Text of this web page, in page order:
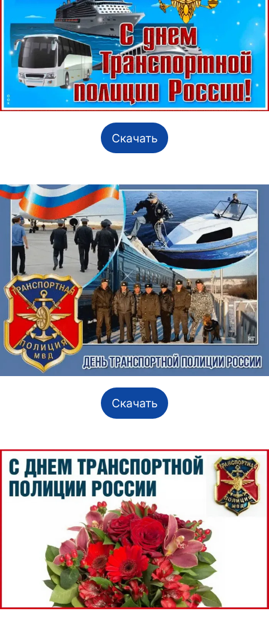
Скачать
Скачать